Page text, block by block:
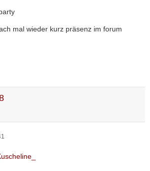
mal wieder kurz präsenz im forum